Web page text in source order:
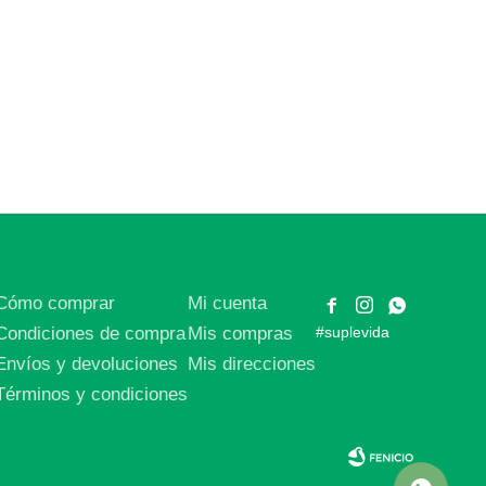
comprar
de compra
y devoluciones
y condiciones
Mi cuenta
Mis compras
Mis direcciones
 

#suplevida